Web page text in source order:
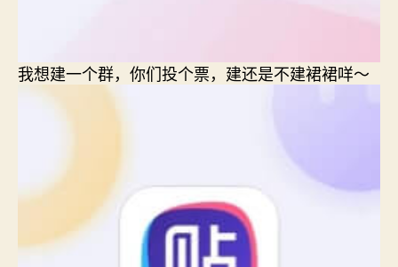
我想建一个群，你们投个票，建还是不建裙裙咩～